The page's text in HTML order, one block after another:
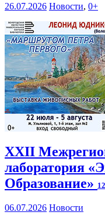
26.07.2026 Новости, 0+
XXII
лаборатория
Образование»
06.07.2026 Новости